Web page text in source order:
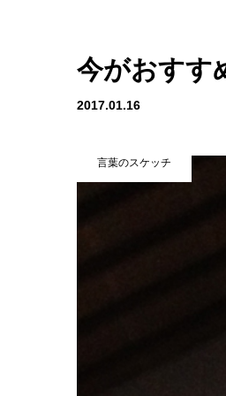
今がおす
2017.01.16
言葉のスケッチ